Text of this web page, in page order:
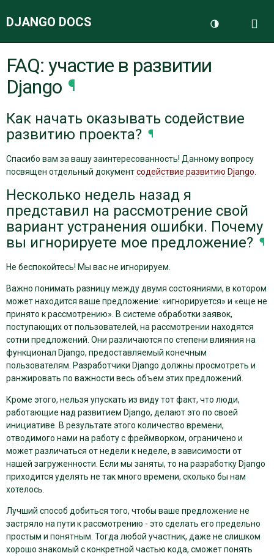
DJANGO DOCS
ДОКУМЕНТАЦИЯ
БЛОГ
FAQ: участие в развитии
Django ¶
Как начать оказывать содействие
развитию проекта? ¶
Спасибо вам за вашу заинтересованность! Данному вопросу
посвящен отдельный документсодействие развитию Django
Несколько недель назад я
представил на рассмотрение свой
вариант устранения ошибки. Почему
вы игнорируете мое предложение? ¶
Не беспокойтесь! Мы вас не игнорируем.
Важно понимать разницу между двумя состояниями, в котором
может находится ваше предложение: «игнорируется» и «еще не
принято к рассмотрению». В системе обработки заявок,
поступающих от пользователей, на рассмотрении находятся
сотни предложений. Они различаются по степени влияния на
функционал Django, предоставляемый конечным
пользователям. Разработчики Django должны просмотреть и
ранжировать по важности весь объем этих предложений.
Кроме этого, нельзя упускать из виду тот факт, что люди,
работающие над развитием Django, делают это по своей
инициативе. В результате этого количество времени,
отводимого нами на работу с фреймворком, ограничено и
может различаться от недели к неделе, в зависимости от
нашей загруженности. Если мы заняты, то на разработку Django
приходится уделять не так много времени, сколько бы нам
хотелось.
Лучший способ добиться того, чтобы ваше предложение не
застряло на пути к рассмотрению - это сделать его предельно
простым и понятным. Тогда любой участник, даже не слишком
хорошо знакомый с конкретной частью кода, сможет понять